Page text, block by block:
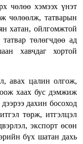
чөлөө хэмээх үнэт
чөлөөлж, татварын
хатан, ойлгомжтой
төлөгчдөө ад
хавчдаг хортой
авах цалин олгож,
хаах бус дэмжиж
дахин босоход
төрж, итгэлцэл
экспорт өсөн
бүх шатан дахь